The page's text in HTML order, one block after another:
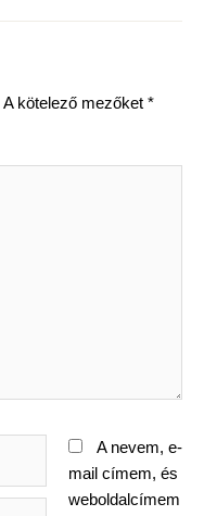
A kötelező mezőket *
A nevem, e-
mail címem, és
weboldalcímem